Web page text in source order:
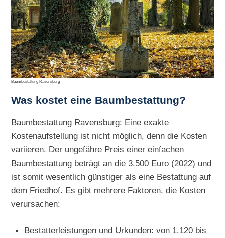
Baumbestattung Ravensburg
Was kostet eine Baumbestattung?
Baumbestattung Ravensburg: Eine exakte
Kostenaufstellung ist nicht möglich, denn die Kosten
variieren. Der ungefähre Preis einer einfachen
Baumbestattung beträgt an die 3.500 Euro (2022) und
ist somit wesentlich günstiger als eine Bestattung auf
dem Friedhof. Es gibt mehrere Faktoren, die Kosten
verursachen:
Bestatterleistungen und Urkunden: von 1.120 bis